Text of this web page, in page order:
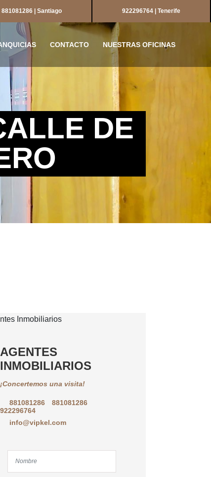
881081286 | Santiago 922296764 | Tenerife
CONTACTO NUESTRAS OFICINAS
DE
AGENTES
INMOBILIARIOS
¡Concertemos una visita!
881081286
881081286
922296764
info@vipkel.com